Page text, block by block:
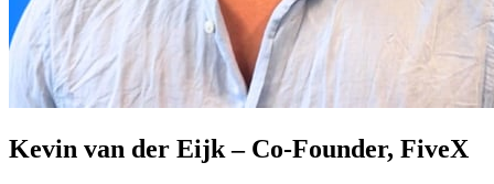
Kevin van der Eijk – Co‑Founder, FiveX